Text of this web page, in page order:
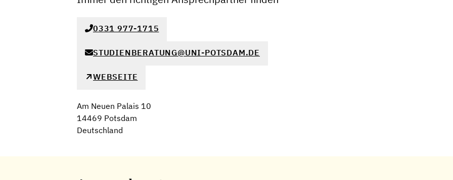
0331 977-1715
STUDIENBERATUNG@UNI-POTSDAM.DE
WEBSEITE
Am Neuen Palais 10
14469 Potsdam
Deutschland